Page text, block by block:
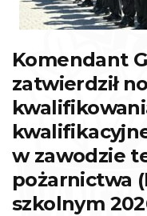
Komendant
zatwierdził
w zawodzie
pożarnictwa
szkolnym